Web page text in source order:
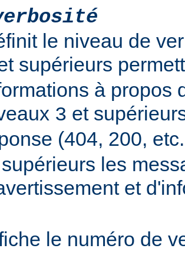
le niveau de
supérieurs
à propos
3 et
(404, 200,
les
et
le numéro de